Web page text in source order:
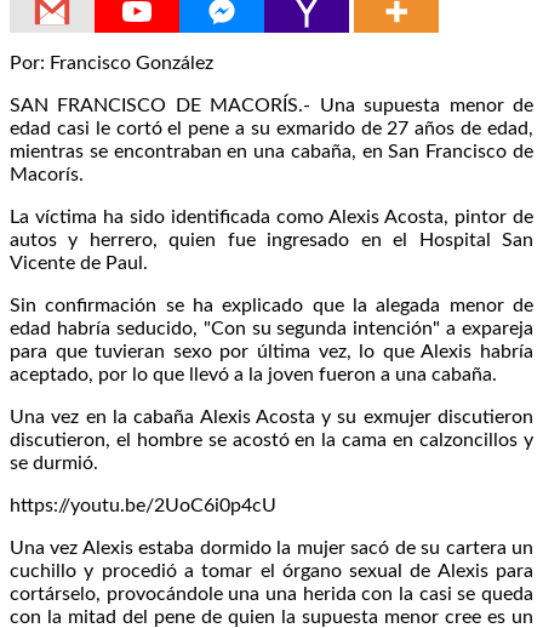
Por: Francisco González
SAN FRANCISCO DE MACORÍS.- Una supuesta menor de
edad casi le cortó el pene a su exmarido de 27 años de edad,
mientras se encontraban en una cabaña, en San Francisco de
Macorís.
La víctima ha sido identificada como Alexis Acosta, pintor de
autos y herrero, quien fue ingresado en el Hospital San
Vicente de Paul.
Sin confirmación se ha explicado que la alegada menor de
edad habría seducido, "Con su segunda intención" a expareja
para que tuvieran sexo por última vez, lo que Alexis habría
aceptado, por lo que llevó a la joven fueron a una cabaña.
Una vez en la cabaña Alexis Acosta y su exmujer discutieron
discutieron, el hombre se acostó en la cama en calzoncillos y
se durmió.
https://youtu.be/2UoC6i0p4cU
Una vez Alexis estaba dormido la mujer sacó de su cartera un
cuchillo y procedió a tomar el órgano sexual de Alexis para
cortárselo, provocándole una una herida con la casi se queda
con la mitad del pene de quien la supuesta menor cree es un